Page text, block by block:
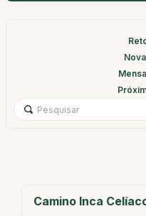
Camino Inca